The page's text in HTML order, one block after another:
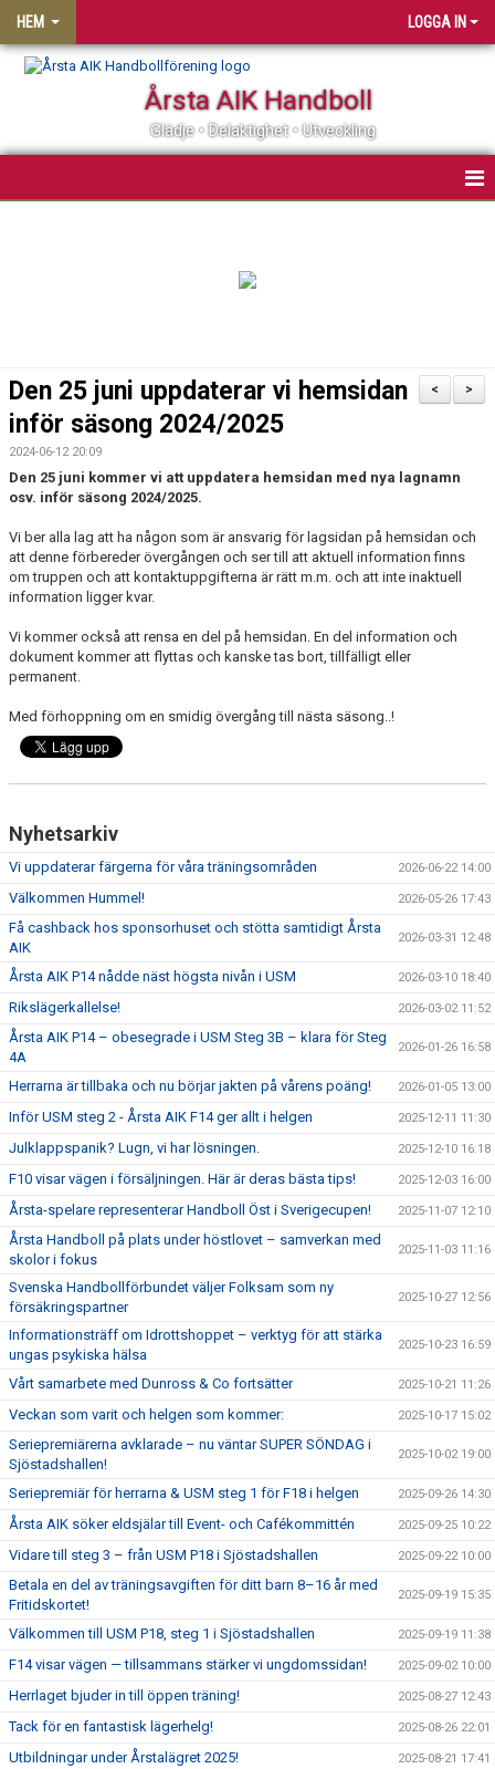
HEM LOGGA IN
Årsta AIK Handboll
Glädje • Delaktighet • Utveckling
KLUBBSHOP
>
<
Den 25 juni uppdaterar vi hemsidan
inför säsong 2024/2025
2024-06-12 20:09
Den 25 juni kommer vi att uppdatera hemsidan med nya lagnamn
osv. inför säsong 2024/2025.
Vi ber alla lag att ha någon som är ansvarig för lagsidan på hemsidan och
att denne förbereder övergången och ser till att aktuell information finns
om truppen och att kontaktuppgifterna är rätt m.m. och att inte inaktuell
information ligger kvar.
Vi kommer också att rensa en del på hemsidan. En del information och
dokument kommer att flyttas och kanske tas bort, tillfälligt eller
permanent.
Med förhoppning om en smidig övergång till nästa säsong..!
Nyhetsarkiv
Vi uppdaterar färgerna för våra träningsområden 2026-06-22 14:00
Välkommen Hummel! 2026-05-26 17:43
Få cashback hos sponsorhuset och stötta samtidigt Årsta
AIK
2026-03-31 12:48
Årsta AIK P14 nådde näst högsta nivån i USM 2026-03-10 18:40
Rikslägerkallelse! 2026-03-02 11:52
Årsta AIK P14 – obesegrade i USM Steg 3B – klara för Steg
4A
2026-01-26 16:58
Herrarna är tillbaka och nu börjar jakten på vårens poäng! 2026-01-05 13:00
Inför USM steg 2 - Årsta AIK F14 ger allt i helgen 2025-12-11 11:30
Julklappspanik? Lugn, vi har lösningen. 2025-12-10 16:18
F10 visar vägen i försäljningen. Här är deras bästa tips! 2025-12-03 16:00
Årsta-spelare representerar Handboll Öst i Sverigecupen! 2025-11-07 12:10
Årsta Handboll på plats under höstlovet – samverkan med
skolor i fokus
2025-11-03 11:16
Svenska Handbollförbundet väljer Folksam som ny
försäkringspartner
2025-10-27 12:56
Informationsträff om Idrottshoppet – verktyg för att stärka
ungas psykiska hälsa
2025-10-23 16:59
Vårt samarbete med Dunross & Co fortsätter 2025-10-21 11:26
Veckan som varit och helgen som kommer: 2025-10-17 15:02
Seriepremiärerna avklarade – nu väntar SUPER SÖNDAG i
Sjöstadshallen!
2025-10-02 19:00
Seriepremiär för herrarna & USM steg 1 för F18 i helgen 2025-09-26 14:30
Årsta AIK söker eldsjälar till Event- och Cafékommittén 2025-09-25 10:22
Vidare till steg 3 – från USM P18 i Sjöstadshallen 2025-09-22 10:00
Betala en del av träningsavgiften för ditt barn 8–16 år med
Fritidskortet!
2025-09-19 15:35
Välkommen till USM P18, steg 1 i Sjöstadshallen 2025-09-19 11:38
F14 visar vägen — tillsammans stärker vi ungdomssidan! 2025-09-02 10:00
Herrlaget bjuder in till öppen träning! 2025-08-27 12:43
Tack för en fantastisk lägerhelg! 2025-08-26 22:01
Utbildningar under Årstalägret 2025! 2025-08-21 17:41